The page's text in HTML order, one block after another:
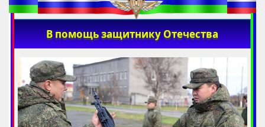
В помощь защитнику Отечества